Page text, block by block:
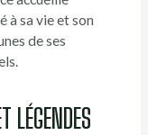
à sa vie et son
de ses
LÉGENDES